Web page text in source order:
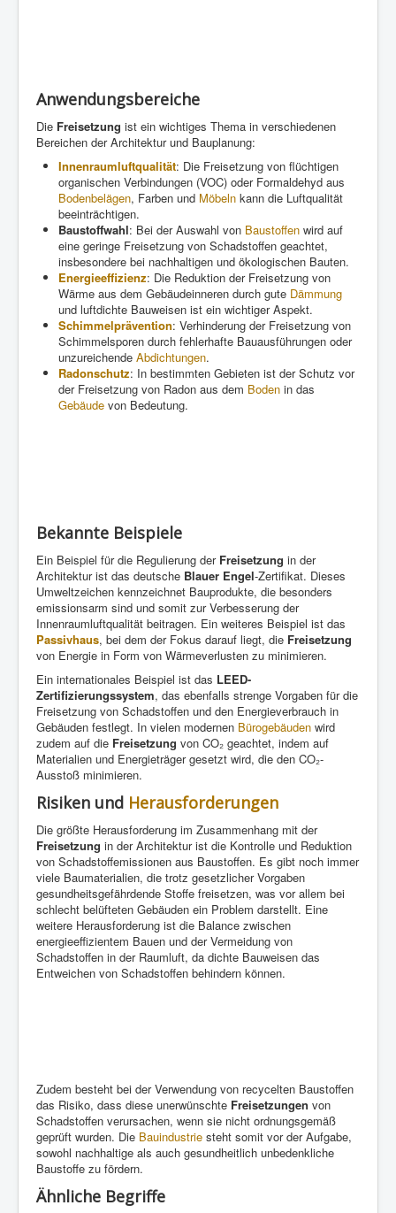
Anwendungsbereiche
Die Freisetzung ist ein wichtiges Thema in verschiedenen
Bereichen der Architektur und Bauplanung:
Innenraumluftqualität: Die Freisetzung von flüchtigen
organischen Verbindungen (VOC) oder Formaldehyd aus
Bodenbelägen, Farben und Möbeln kann die Luftqualität
beeinträchtigen.
Baustoffwahl: Bei der Auswahl von Baustoffen wird auf
eine geringe Freisetzung von Schadstoffen geachtet,
insbesondere bei nachhaltigen und ökologischen Bauten.
Energieeffizienz: Die Reduktion der Freisetzung von
Wärme aus dem Gebäudeinneren durch gute Dämmung
und luftdichte Bauweisen ist ein wichtiger Aspekt.
Schimmelprävention: Verhinderung der Freisetzung von
Schimmelsporen durch fehlerhafte Bauausführungen oder
unzureichende Abdichtungen.
Radonschutz: In bestimmten Gebieten ist der Schutz vor
der Freisetzung von Radon aus dem Boden in das
Gebäude von Bedeutung.
Bekannte Beispiele
Ein Beispiel für die Regulierung der Freisetzung in der
Architektur ist das deutsche Blauer Engel-Zertifikat. Dieses
Umweltzeichen kennzeichnet Bauprodukte, die besonders
emissionsarm sind und somit zur Verbesserung der
Innenraumluftqualität beitragen. Ein weiteres Beispiel ist das
Passivhaus, bei dem der Fokus darauf liegt, die Freisetzung
von Energie in Form von Wärmeverlusten zu minimieren.
Ein internationales Beispiel ist das LEED-
Zertifizierungssystem, das ebenfalls strenge Vorgaben für die
Freisetzung von Schadstoffen und den Energieverbrauch in
Gebäuden festlegt. In vielen modernen Bürogebäuden wird
zudem auf die Freisetzung von CO₂ geachtet, indem auf
Materialien und Energieträger gesetzt wird, die den CO₂-
Ausstoß minimieren.
Risiken und Herausforderungen
Die größte Herausforderung im Zusammenhang mit der
Freisetzung in der Architektur ist die Kontrolle und Reduktion
von Schadstoffemissionen aus Baustoffen. Es gibt noch immer
viele Baumaterialien, die trotz gesetzlicher Vorgaben
gesundheitsgefährdende Stoffe freisetzen, was vor allem bei
schlecht belüfteten Gebäuden ein Problem darstellt. Eine
weitere Herausforderung ist die Balance zwischen
energieeffizientem Bauen und der Vermeidung von
Schadstoffen in der Raumluft, da dichte Bauweisen das
Entweichen von Schadstoffen behindern können.
Zudem besteht bei der Verwendung von recycelten Baustoffen
das Risiko, dass diese unerwünschte Freisetzungen von
Schadstoffen verursachen, wenn sie nicht ordnungsgemäß
geprüft wurden. Die Bauindustrie steht somit vor der Aufgabe,
sowohl nachhaltige als auch gesundheitlich unbedenkliche
Baustoffe zu fördern.
Ähnliche Begriffe